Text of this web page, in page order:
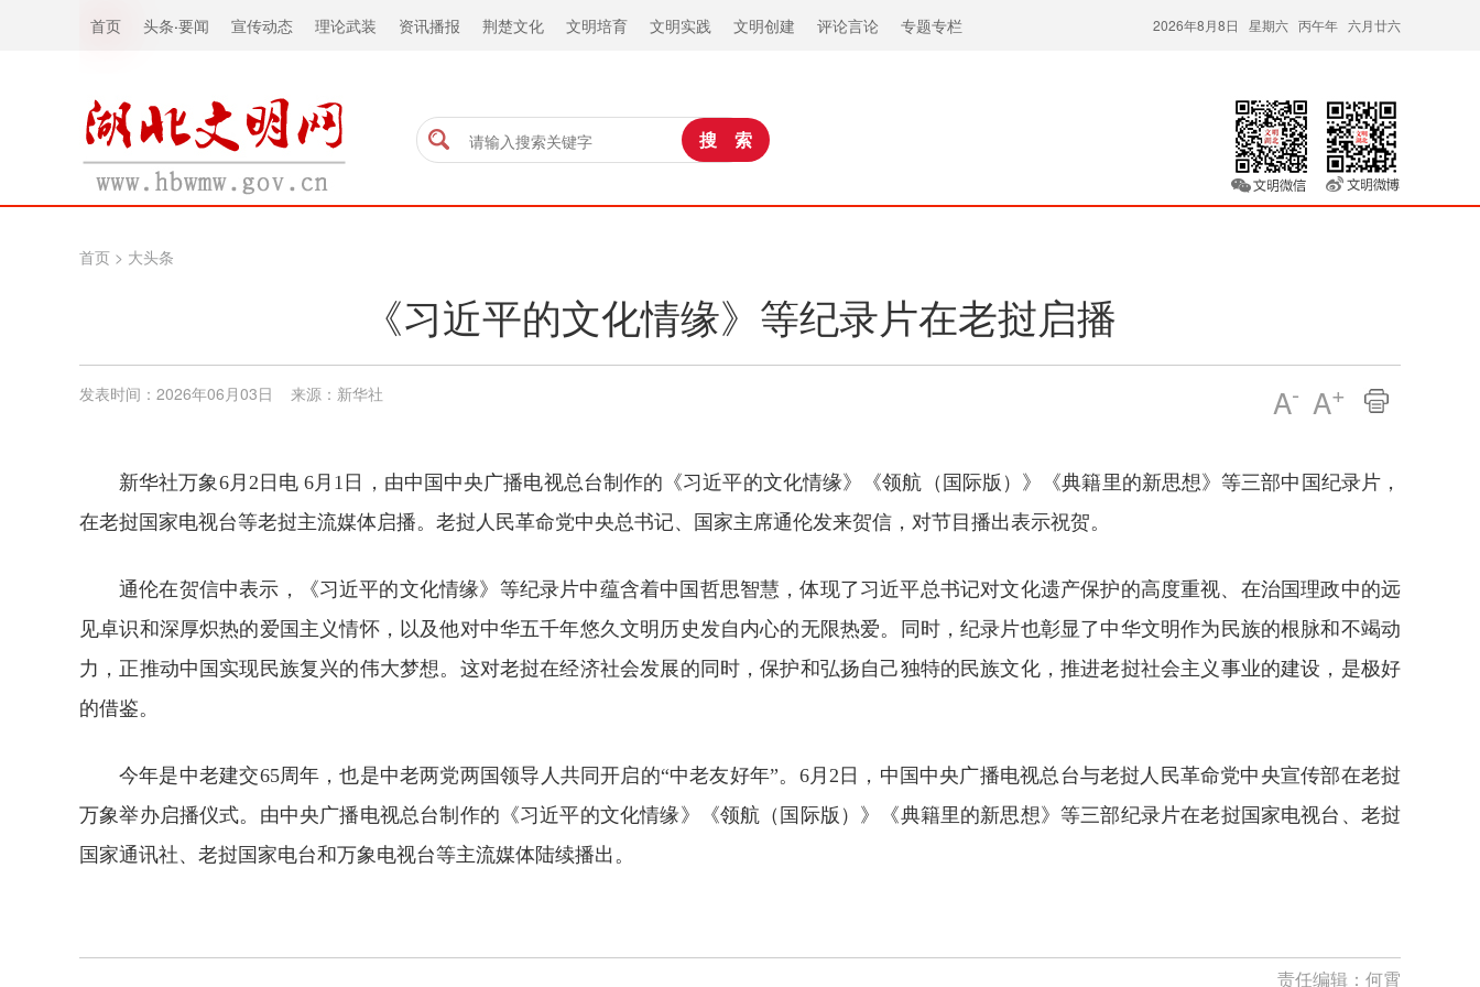
首页 头条·要闻 宣传动态 理论武装 资讯播报 荆楚文化 文明培育 文明实践 文明创建 评论言论 专题专栏 2026年8月8日 星期六 丙午年 六月廿六
首页 > 大头条
《习近平的文化情缘》等纪录片在老挝启播
A- A+
发表时间：2026年06月03日 来源：新华社
新华社万象6月2日电 6月1日，由中国中央广播电视总台制作的《习近平的文化情缘》《领航（国际版）》《典籍里的新思想》等三部中国纪录片，
在老挝国家电视台等老挝主流媒体启播。老挝人民革命党中央总书记、国家主席通伦发来贺信，对节目播出表示祝贺。
通伦在贺信中表示，《习近平的文化情缘》等纪录片中蕴含着中国哲思智慧，体现了习近平总书记对文化遗产保护的高度重视、在治国理政中的远
见卓识和深厚炽热的爱国主义情怀，以及他对中华五千年悠久文明历史发自内心的无限热爱。同时，纪录片也彰显了中华文明作为民族的根脉和不竭动
力，正推动中国实现民族复兴的伟大梦想。这对老挝在经济社会发展的同时，保护和弘扬自己独特的民族文化，推进老挝社会主义事业的建设，是极好
的借鉴。
今年是中老建交65周年，也是中老两党两国领导人共同开启的“中老友好年”。6月2日，中国中央广播电视总台与老挝人民革命党中央宣传部在老挝
万象举办启播仪式。由中央广播电视总台制作的《习近平的文化情缘》《领航（国际版）》《典籍里的新思想》等三部纪录片在老挝国家电视台、老挝
国家通讯社、老挝国家电台和万象电视台等主流媒体陆续播出。
责任编辑： 何霄